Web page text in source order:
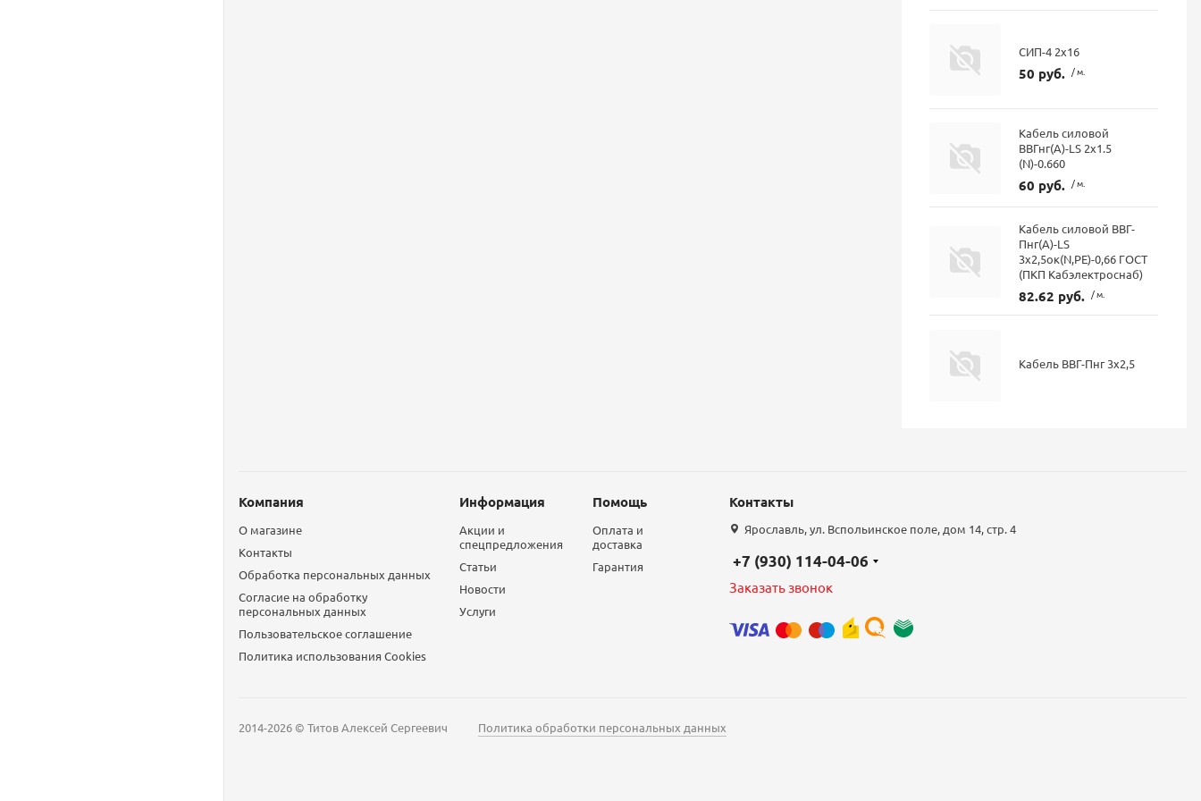
СИП-4 2х16
50 руб. / м.
Кабель силовой
ВВГнг(А)-LS 2х1.5
(N)-0.660
60 руб. / м.
Кабель силовой ВВГ-
Пнг(А)-LS
3х2,5ок(N,PE)-0,66 ГОСТ
(ПКП Кабэлектроснаб)
82.62 руб. / м.
Кабель ВВГ-Пнг 3х2,5
Компания
О магазине
Контакты
Обработка персональных данных
Согласие на обработку
персональных данных
Пользовательское соглашение
Политика использования Сookies
Информация
Акции и
спецпредложения
Статьи
Новости
Услуги
Помощь
Оплата и
доставка
Гарантия
Контакты
Ярославль, ул. Вспольинское поле, дом 14, стр. 4
+7 (930) 114-04-06
Заказать звонок
2014-2026 © Титов Алексей Сергеевич Политика обработки персональных данных